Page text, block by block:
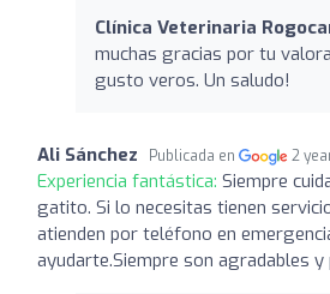
Clínica Veterinaria
muchas gracias por tu
gusto veros. Un saludo!
Ali Sánchez Publicada en 2
Experiencia fantástica: Siempre
gatito. Si lo necesitas tienen
atienden por teléfono en
ayudarte.Siempre son agradables